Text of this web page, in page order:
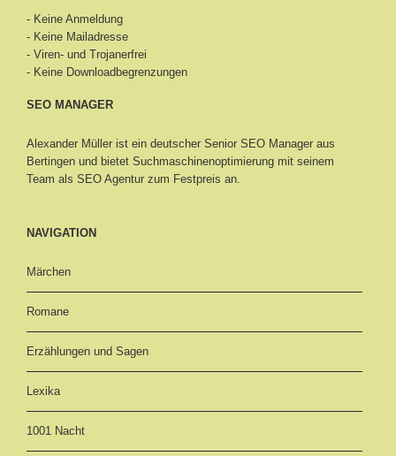
- Keine Anmeldung
- Keine Mailadresse
- Viren- und Trojanerfrei
- Keine Downloadbegrenzungen
SEO MANAGER
Alexander Müller ist ein deutscher Senior SEO Manager aus
Bertingen und bietet Suchmaschinenoptimierung mit seinem
Team als SEO Agentur zum Festpreis an.
NAVIGATION
Märchen
Romane
Erzählungen und Sagen
Lexika
1001 Nacht